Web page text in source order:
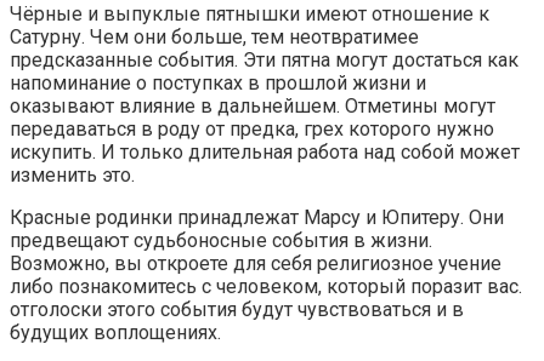
Чёрные и выпуклые пятнышки имеют отношение к
Сатурну. Чем они больше, тем неотвратимее
предсказанные события. Эти пятна могут достаться как
напоминание о поступках в прошлой жизни и
оказывают влияние в дальнейшем. Отметины могут
передаваться в роду от предка, грех которого нужно
искупить. И только длительная работа над собой может
изменить это.
Красные родинки принадлежат Марсу и Юпитеру. Они
предвещают судьбоносные события в жизни.
Возможно, вы откроете для себя религиозное учение
либо познакомитесь с человеком, который поразит вас.
отголоски этого события будут чувствоваться и в
будущих воплощениях.